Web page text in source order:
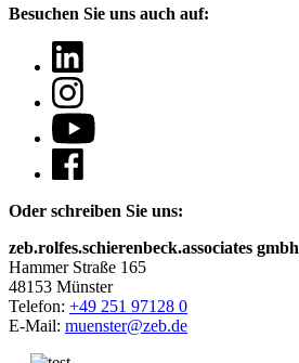
Besuchen Sie uns auch auf:
Oder schreiben Sie uns:
zeb.rolfes.schierenbeck.associates gmbh
Hammer Straße 165
48153 Münster
Telefon: +49 251 97128 0
E-Mail: muenster@zeb.de